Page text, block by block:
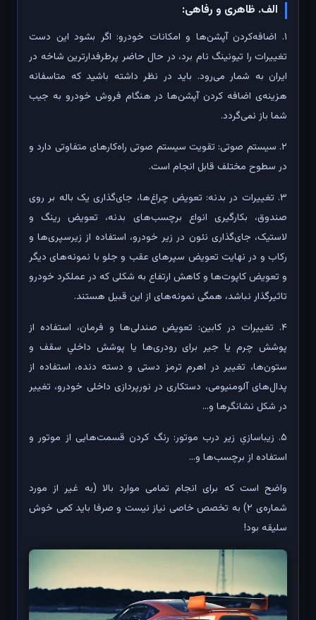
الف. ظاهری و رفاهی:
۱. اضافه‌کردن آپشن‌ها و امکانات خودرو: اگر بشود این دست
تغییرات را تیونینگ نام برد، در حال حاضر پرطرفدارترین شاخه در
ایران به شمار می‌رود. باید در نظر داشته باشید که متاسفانه
هزینه‌ی اضافه کردن آپشن‌ها در هنگام فروش خودرو به جیب
شما باز نمی‌گردد.
۲. سیستم صوتی: تقویت سیستم صوتی راه‌کارهای متفاوتی دارد و
در سطوح مختلف قابل انجام است.
۳. تغییرات در بدنه: تعویض چراغ‌ها، جای‌گذاری یک باله بر روی
صندوق، بکارگیری انواع برچسب‌های بدنه، تعویض رینگ و
لاستیک، جای‌گذاری نئون در زیر خودرو، استفاده از زیرسپری‌ها و
رکاب و در نهایت تعویض سپرهای عقب و جلو با نمونه‌های دیگر
و تعویض کاپوت‌ها و کاهش ارتفاع به شکلی که در عملکرد خودرو
تاثیرگذار نباشد، همگی نمونه‌های از این قبیل هستند.
۴. تغییرات در کابین: تعویض صندلی‌‌ها و فرمان، استفاده از
پوشش چرم یا جیر برای رودری‌ها یا پوشش داخلیِ سقف و
ستون‌ها، تغییر در اهرم ترمز دستی و دسته دنده، استفاده از
پدال‌های آلومنیومی، دستکاری در نورپردازی داخلی خودرو، تغییر
در شکل نشانگرها و...
۵. زیباسازیِ زیر درب موتور: رنگ کردن قسمت‌هایی از موتور و
استفاده از برچسب‌ها و...
واضح است که برای انجام تمامی موارد بالا (به غیر از مورد
شماره‌ی ۲) به تخصص خاصی نیاز نیست و صرفا باید کمی خوش
سلیقه بود!